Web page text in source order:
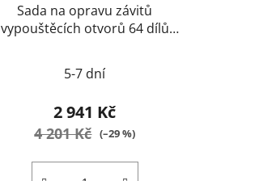
Sada na opravu závitů
vypouštěcích otvorů 64 dílů
5-7 dní
2 941 Kč
4 201 Kč (–29 %)